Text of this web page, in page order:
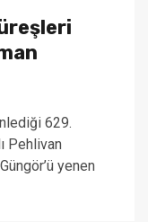
629.
Pehlivan
yenen